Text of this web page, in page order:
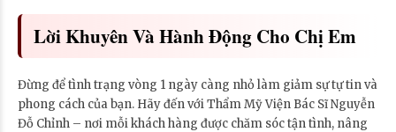
Lời Khuyên Và Hành Động Cho Chị Em
Đừng để tình trạng vòng 1 ngày càng nhỏ làm giảm sự tự tin và
phong cách của bạn. Hãy đến với Thẩm Mỹ Viện Bác Sĩ Nguyễn
Đỗ Chỉnh – nơi mỗi khách hàng được chăm sóc tận tình, nâng